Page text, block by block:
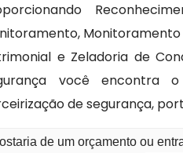
Monitoramento
e Zeladoria de
você encontra
de segurança,
de um orçamento ou